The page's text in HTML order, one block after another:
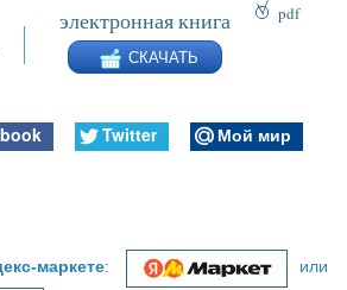
электронная книга
СКАЧАТЬ
pdf
Twitter
Мой мир
маркете: или